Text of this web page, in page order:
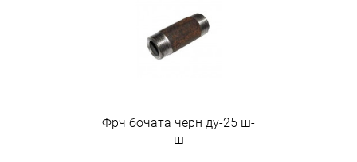
Фрч бочата черн ду-25 ш-
ш